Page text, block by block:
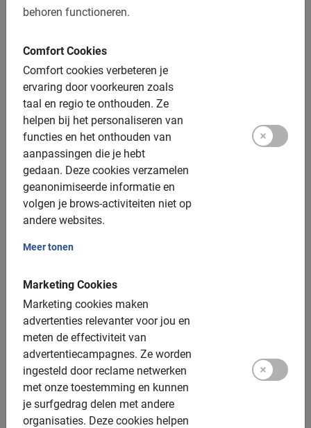
behoren functioneren.
Comfort Cookies
Comfort cookies verbeteren je
ervaring door voorkeuren zoals
taal en regio te onthouden. Ze
helpen bij het personaliseren van
functies en het onthouden van
aanpassingen die je hebt
gedaan. Deze cookies verzamelen
geanonimiseerde informatie en
volgen je brows-activiteiten niet op
andere websites.
Meer tonen
Marketing Cookies
Marketing cookies maken
advertenties relevanter voor jou en
meten de effectiviteit van
advertentiecampagnes. Ze worden
ingesteld door reclame netwerken
met onze toestemming en kunnen
je surfgedrag delen met andere
organisaties. Deze cookies helpen
Toegankelijk voor alle fietsers
Inclusief:
Gebruik van de fiets
De Nederlandse gids
Een top ervaring!
Fotomomenten
Extra opties:
Kinderfietsen: v.a. 4 jaar
Kinderzitjes: tot 22 kilo, toeslag €5
Elektrische fiets: vooraf boeken, toeslag €10
Helmen: Beschikbaar, verplichtvoor kinderen onder
18 jaar
Tandems: niet beschikbaar
Groepsgrootte: